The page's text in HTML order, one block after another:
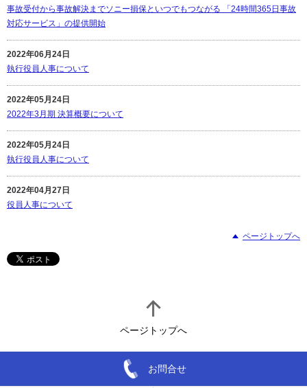
事故受付から事故解決までソニー損保といつでもつながる 「24時間365日事故
対応サービス」の提供開始
2022年06月24日
執行役員人事について
2022年05月24日
2022年3月期 決算概要について
2022年05月24日
執行役員人事について
2022年04月27日
役員人事について
ページトップへ
ページトップへ
お問合せ